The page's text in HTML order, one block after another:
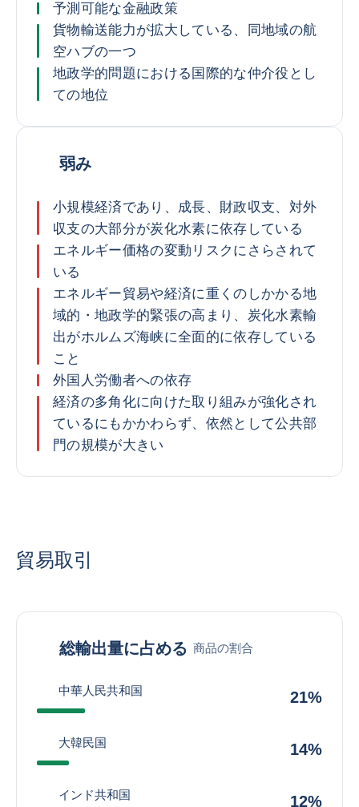
予測可能な金融政策
貨物輸送能力が拡大している、同地域の航
空ハブの一つ
地政学的問題における国際的な仲介役とし
ての地位
弱み
小規模経済であり、成長、財政収支、対外
収支の大部分が炭化水素に依存している
エネルギー価格の変動リスクにさらされて
いる
エネルギー貿易や経済に重くのしかかる地
域的・地政学的緊張の高まり、炭化水素輸
出がホルムズ海峡に全面的に依存している
こと
外国人労働者への依存
経済の多角化に向けた取り組みが強化され
ているにもかかわらず、依然として公共部
門の規模が大きい
貿易取引
総輸出量に占める 商品の割合
中華人民共和国 21%
大韓民国 14%
インド共和国 12%